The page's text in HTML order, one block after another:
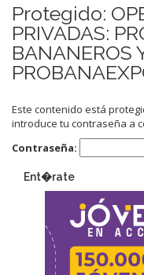
Protegido:
PRIVADAS:
BANANEROS
Este contenido está
introduce tu contraseña a
Contraseña:
Ent�rate